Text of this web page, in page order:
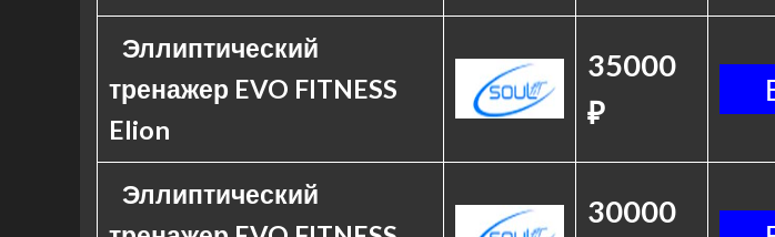
Эллиптический
тренажер EVO FITNESS
Elion
35000
₽
Эллиптический
30000